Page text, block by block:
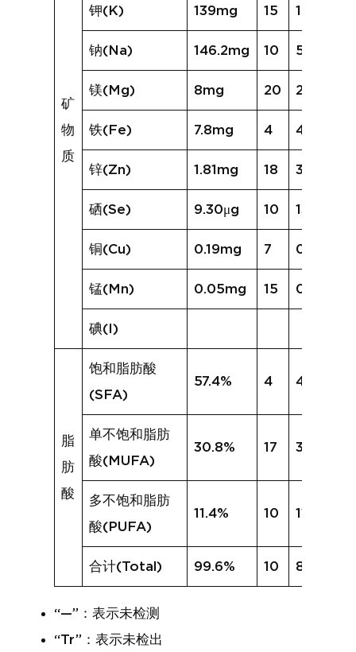
矿
物
质
钾(K) 139mg 15 192mg
钠(Na) 146.2mg 10 572.7mg
镁(Mg) 8mg 20 20mg
铁(Fe) 7.8mg 4 4.8mg
锌(Zn) 1.81mg 18 3.06mg
硒(Se) 9.30μg 10 13.90μg
铜(Cu) 0.19mg 7 0.41mg
锰(Mn) 0.05mg 15 0.12mg
碘(I)
脂
肪
酸
饱和脂肪酸
(SFA)
57.4% 4 40.4%
单不饱和脂肪
酸(MUFA)
30.8% 17 30.0%
多不饱和脂肪
酸(PUFA)
11.4% 10 11.6%
合计(Total) 99.6% 10 82.0%
“—”：表示未检测
“Tr”：表示未检出